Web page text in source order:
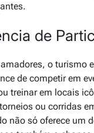
de
o turismo
de competir em
treinar em locais
ou corridas
não só oferece um